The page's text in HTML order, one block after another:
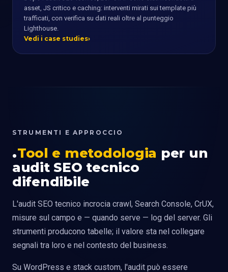
asset, JS critico e caching: interventi mirati sui template più
trafficati, con verifica su dati reali oltre al punteggio
Lighthouse.
Vedi i case studies
STRUMENTI E APPROCCIO
Tool e metodologia per un
audit SEO tecnico
difendibile
L'audit SEO tecnico incrocia crawl, Search Console, CrUX,
misure sul campo e — quando serve — log del server. Gli
strumenti producono tabelle; il valore sta nel collegare
segnali tra loro e nel contesto del business.
Su WordPress e stack custom, l'audit può essere